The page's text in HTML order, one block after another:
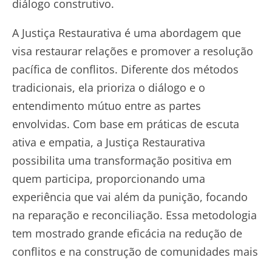
diálogo construtivo.
A Justiça Restaurativa é uma abordagem que
visa restaurar relações e promover a resolução
pacífica de conflitos. Diferente dos métodos
tradicionais, ela prioriza o diálogo e o
entendimento mútuo entre as partes
envolvidas. Com base em práticas de escuta
ativa e empatia, a Justiça Restaurativa
possibilita uma transformação positiva em
quem participa, proporcionando uma
experiência que vai além da punição, focando
na reparação e reconciliação. Essa metodologia
tem mostrado grande eficácia na redução de
conflitos e na construção de comunidades mais